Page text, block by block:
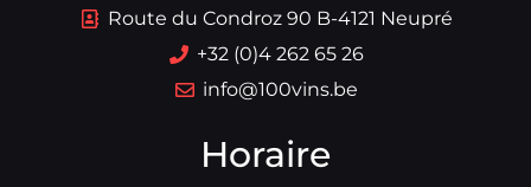
Route du Condroz 90 B-4121 Neupré
+32 (0)4 262 65 26
info@100vins.be
Horaire